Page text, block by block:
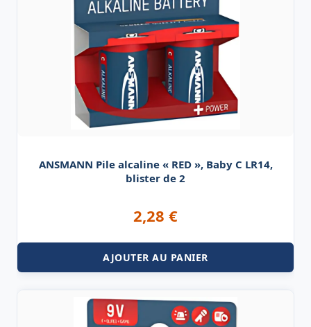
ANSMANN Pile alcaline « RED », Baby C LR14,
blister de 2
2,28 €
AJOUTER AU PANIER